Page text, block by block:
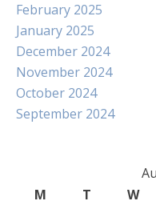
February 2025
January 2025
December 2024
November 2024
October 2024
September 2024
M
T W